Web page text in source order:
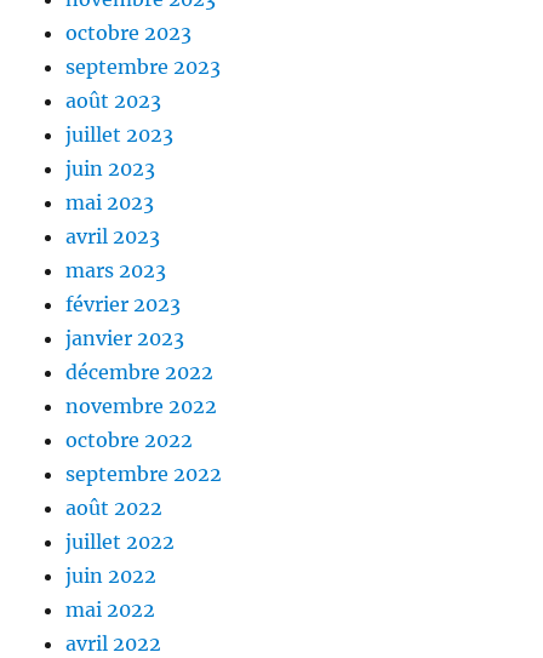
octobre 2023
septembre 2023
août 2023
juillet 2023
juin 2023
mai 2023
avril 2023
mars 2023
février 2023
janvier 2023
décembre 2022
novembre 2022
octobre 2022
septembre 2022
août 2022
juillet 2022
juin 2022
mai 2022
avril 2022